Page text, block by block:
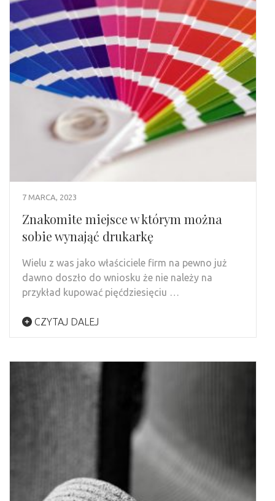
7 MARCA, 2023
Znakomite miejsce w którym można
sobie wynająć drukarkę
Wielu z was jako właściciele firm na pewno już
dawno doszło do wniosku że nie należy na
przykład kupować pięćdziesięciu …
CZYTAJ DALEJ